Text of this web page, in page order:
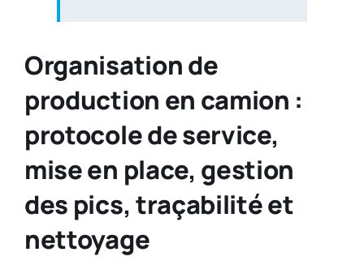
Organisation de
production en camion :
protocole de service,
mise en place, gestion
des pics, traçabilité et
nettoyage